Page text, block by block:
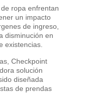
ropa enfrentan
un impacto
de ingreso,
disminución en
existencias.
Checkpoint
solución
diseñada
de prendas